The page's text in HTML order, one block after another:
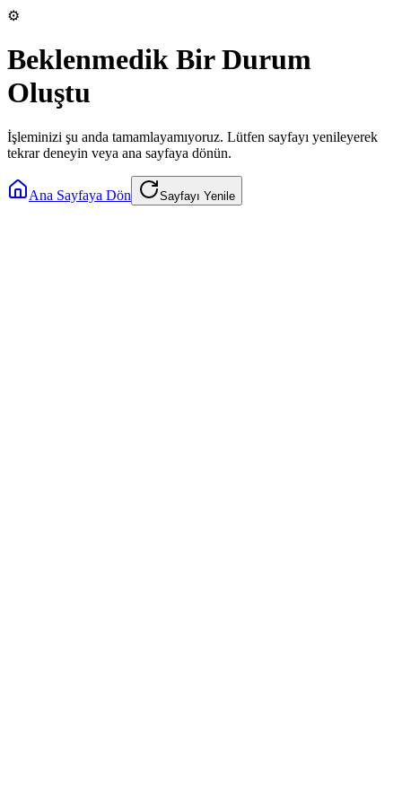
⚙️
Beklenmedik Bir Durum
Oluştu
İşleminizi şu anda tamamlayamıyoruz. Lütfen sayfayı yenileyerek
tekrar deneyin veya ana sayfaya dönün.
Ana Sayfaya Dön Sayfayı Yenile